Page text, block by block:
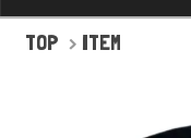
TOP > ITEM